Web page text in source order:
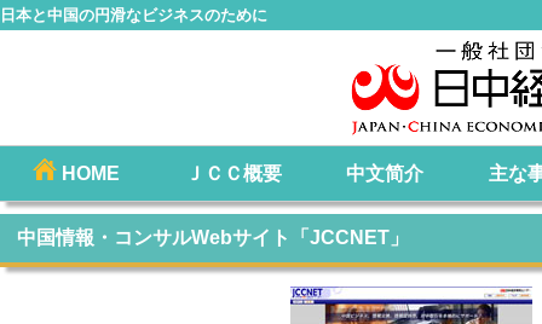
日本と中国の円滑なビジネスのために
メインメニュー
テ
HOME ＪＣＣ概要 中文简介 主な
中国情報・コンサルWebサイト「JCCNET」